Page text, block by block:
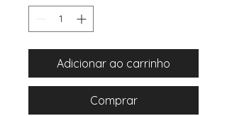
Adicionar ao carrinho
Comprar